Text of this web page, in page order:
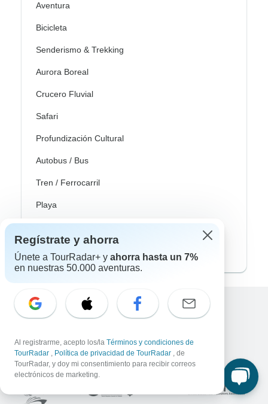
Aventura
Bicicleta
Senderismo & Trekking
Aurora Boreal
Crucero Fluvial
Safari
Profundización Cultural
Autobus / Bus
Tren / Ferrocarril
Playa
Excellent
Asociado a
Regístrate y ahorra
Únete a TourRadar+ y ahorra hasta un 7%
en nuestras 50.000 aventuras.
Al registrarme, acepto los/la Términos y condiciones de
TourRadar , Política de privacidad de TourRadar , de
TourRadar, y doy mi consentimiento para recibir correos
electrónicos de marketing.